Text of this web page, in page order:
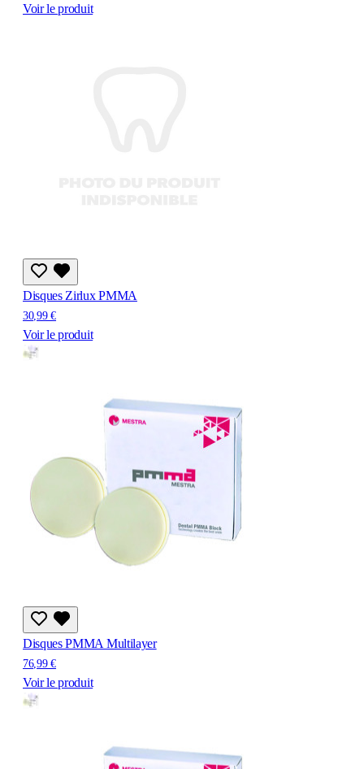
Voir le produit
Disques Zirlux PMMA
30,99 €
Voir le produit
Disques PMMA Multilayer
76,99 €
Voir le produit